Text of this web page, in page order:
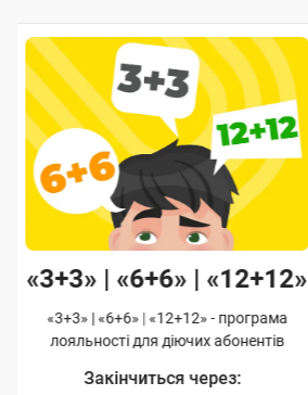
«3+3» | «6+6» | «12+12»
«3+3» | «6+6» | «12+12» - програма
лояльності для діючих абонентів
Закінчиться через: